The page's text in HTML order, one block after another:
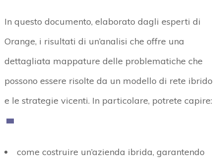
In questo documento, elaborato dagli esperti di
Orange, i risultati di un’analisi che offre una
dettagliata mappature delle problematiche che
possono essere risolte da un modello di rete ibrido
e le strategie vicenti. In particolare, potrete capire:
come costruire un’azienda ibrida, garantendo